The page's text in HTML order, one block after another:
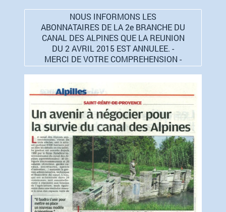
NOUS INFORMONS LES
ABONNATAIRES DE LA 2e BRANCHE DU
CANAL DES ALPINES QUE LA REUNION
DU 2 AVRIL 2015 EST ANNULEE. -
MERCI DE VOTRE COMPREHENSION -